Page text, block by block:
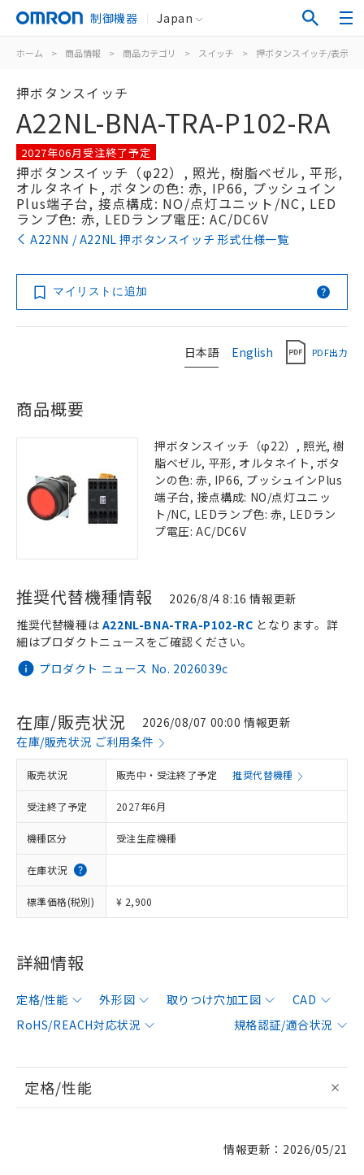
制御機器 Japan
ホーム > 商品情報 > 商品カテゴリ > スイッチ > 押ボタンスイッチ/表示灯
押ボタンスイッチ
A22NL-BNA-TRA-P102-RA
2027年06月受注終了予定
押ボタンスイッチ（φ22）, 照光, 樹脂ベゼル, 平形,
オルタネイト, ボタンの色: 赤, IP66, プッシュイン
Plus端子台, 接点構成: NO/点灯ユニット/NC, LED
ランプ色: 赤, LEDランプ電圧: AC/DC6V
A22NN / A22NL 押ボタンスイッチ 形式仕様一覧
マイリストに追加
日本語 English PDF出力
商品概要
押ボタンスイッチ（φ22）, 照光, 樹
脂ベゼル, 平形, オルタネイト, ボタ
ンの色: 赤, IP66, プッシュインPlus
端子台, 接点構成: NO/点灯ユニッ
ト/NC, LEDランプ色: 赤, LEDラン
プ電圧: AC/DC6V
推奨代替機種情報 2026/8/4 8:16 情報更新
プロダクト ニュース No. 2026039c
推奨代替機種は A22NL-BNA-TRA-P102-RC となります。詳
細はプロダクトニュースをご確認ください。
在庫/販売状況
2026/08/07 00:00 情報更新
在庫/販売状況 ご利用条件
販売状況 販売中・受注終了予定 推奨代替機種
受注終了予定 2027年6月
機種区分 受注生産機種
在庫状況
標準価格(税別) ¥ 2,900
詳細情報
定格/性能 外形図 取りつけ穴加工図
CAD
RoHS/REACH対応状況
規格認証/適合状況
定格/性能
情報更新：2026/05/21